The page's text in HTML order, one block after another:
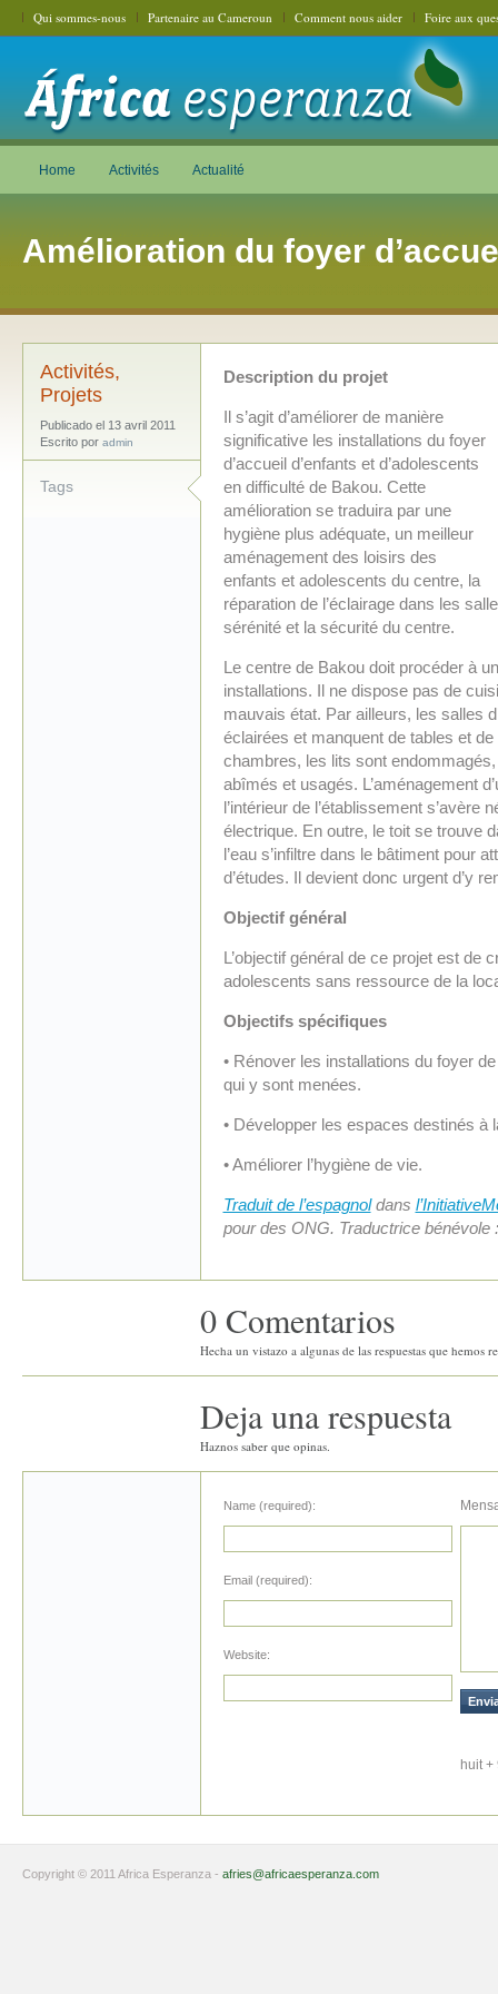
Qui sommes-nous Partenaire au Cameroun Comment nous aider Foire aux
Home Activités Actualité
Amélioration du foyer
Activités,
Projets
Publicado el 13 avril 2011
Escrito por admin
Tags
Description du projet
Il s’agit d’améliorer de manière
significative les installations du foyer
d’accueil d’enfants et d’adolescents
en difficulté de Bakou. Cette
amélioration se traduira par une
hygiène plus adéquate, un meilleur
aménagement des loisirs des
enfants et adolescents du centre, la
réparation de l’éclairage dans les
sérénité et la sécurité du centre.
Le centre de Bakou doit procéder à
installations. Il ne dispose pas de
mauvais état. Par ailleurs, les salles
éclairées et manquent de tables et
chambres, les lits sont
abîmés et usagés. L’aménagement
l’intérieur de l’établissement s’avère
électrique. En outre, le toit se trouve
l’eau s’infiltre dans le bâtiment pour
d’études. Il devient donc urgent d’y
Objectif général
L’objectif général de ce projet est
adolescents sans ressource de la
Objectifs spécifiques
• Rénover les installations du foyer
qui y sont menées.
• Développer les espaces destinés à
• Améliorer l’hygiène de vie.
Traduit de l’espagnoldans
pour des ONG. Traductrice bénévole
0 Comentarios
Hecha un vistazo a algunas de las respuestas que hemos
Deja una respuesta
Haznos saber que opinas.
Name (required):
Email (required):
Website:
huit
Copyright © 2011 Africa Esperanza - afries@africaesperanza.com